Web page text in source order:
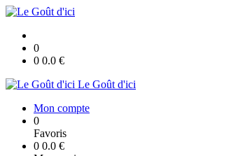
0
0 0.0 €
Le Goût d'ici
Mon compte
0
Favoris
0 0.0 €